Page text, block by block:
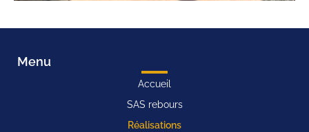
Menu
Accueil
SAS rebours
Réalisations